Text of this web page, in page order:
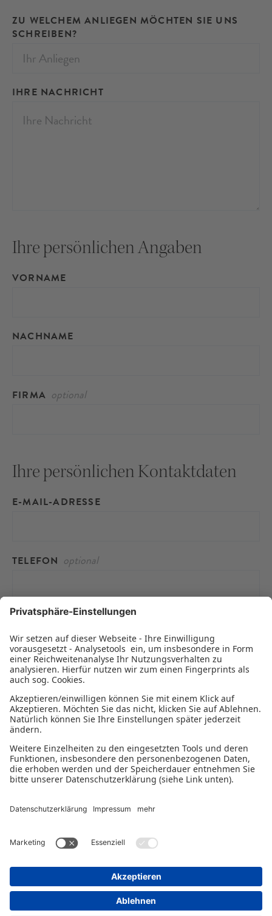
ZU WELCHEM ANLIEGEN MÖCHTEN SIE UNS
SCHREIBEN?
IHRE NACHRICHT
Ihre persönlichen Angaben
VORNAME
NACHNAME
FIRMA
Ihre persönlichen Kontaktdaten
E-MAIL-ADRESSE
TELEFON
Ich habe die Hinweise zum
Kenntnis genommen.*
neu laden
CAPTCHA
NACHRICHT ABSENDEN
Impressum
Datenschutzerklärung
© 2026 - Ein Serviceangebot der Mittelständischen